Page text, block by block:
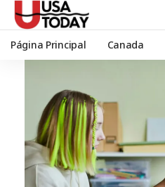
Página Principal Canada